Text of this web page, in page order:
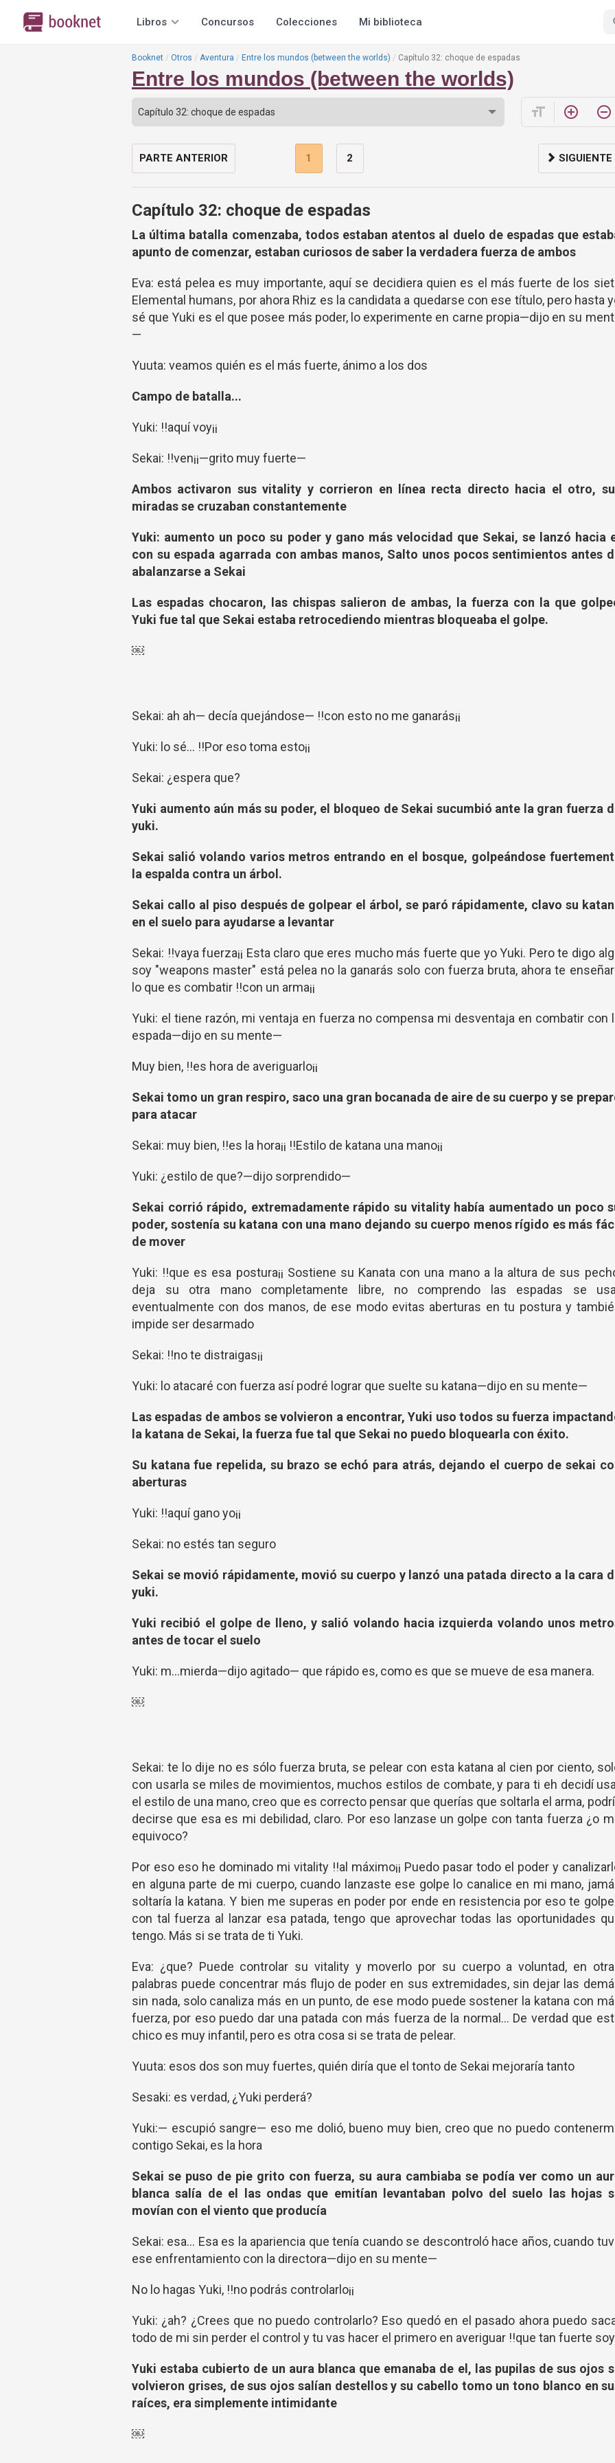
Libros Concursos Colecciones Mi biblioteca
Booknet Otros Aventura Entre los mundos (between the worlds) Capítulo 32: choque de espadas
Entre los mundos (between the worlds)
format_size add_circle_outline remove_circle_outline
PARTE ANTERIOR 1 2 SIGUIENTE
Capítulo 32: choque de espadas
La última batalla comenzaba, todos estaban atentos al duelo de espadas que
apunto de comenzar, estaban curiosos de saber la verdadera fuerza de ambos
Eva: está pelea es muy importante, aquí se decidiera quien es el más fuerte de los
Elemental humans, por ahora Rhiz es la candidata a quedarse con ese título, pero hasta
sé que Yuki es el que posee más poder, lo experimente en carne propia—dijo en su
—
Yuuta: veamos quién es el más fuerte, ánimo a los dos
Campo de batalla...
Yuki: !!aquí voy¡¡
Sekai: !!ven¡¡—grito muy fuerte—
Ambos activaron sus vitality y corrieron en línea recta directo hacia el otro,
miradas se cruzaban constantemente
Yuki: aumento un poco su poder y gano más velocidad que Sekai, se lanzó hacia
con su espada agarrada con ambas manos, Salto unos pocos sentimientos antes
abalanzarse a Sekai
Las espadas chocaron, las chispas salieron de ambas, la fuerza con la que
Yuki fue tal que Sekai estaba retrocediendo mientras bloqueaba el golpe.
￼
Sekai: ah ah— decía quejándose— !!con esto no me ganarás¡¡
Yuki: lo sé... !!Por eso toma esto¡¡
Sekai: ¿espera que?
Yuki aumento aún más su poder, el bloqueo de Sekai sucumbió ante la gran fuerza
yuki.
Sekai salió volando varios metros entrando en el bosque, golpeándose
la espalda contra un árbol.
Sekai callo al piso después de golpear el árbol, se paró rápidamente, clavo su
en el suelo para ayudarse a levantar
Sekai: !!vaya fuerza¡¡ Esta claro que eres mucho más fuerte que yo Yuki. Pero te digo
soy "weapons master" está pelea no la ganarás solo con fuerza bruta, ahora te
lo que es combatir !!con un arma¡¡
Yuki: el tiene razón, mi ventaja en fuerza no compensa mi desventaja en combatir con
espada—dijo en su mente—
Muy bien, !!es hora de averiguarlo¡¡
Sekai tomo un gran respiro, saco una gran bocanada de aire de su cuerpo y se
para atacar
Sekai: muy bien, !!es la hora¡¡ !!Estilo de katana una mano¡¡
Yuki: ¿estilo de que?—dijo sorprendido—
Sekai corrió rápido, extremadamente rápido su vitality había aumentado un poco
poder, sostenía su katana con una mano dejando su cuerpo menos rígido es más
de mover
Yuki: !!que es esa postura¡¡ Sostiene su Kanata con una mano a la altura de sus
deja su otra mano completamente libre, no comprendo las espadas se
eventualmente con dos manos, de ese modo evitas aberturas en tu postura y
impide ser desarmado
Sekai: !!no te distraigas¡¡
Yuki: lo atacaré con fuerza así podré lograr que suelte su katana—dijo en su mente—
Las espadas de ambos se volvieron a encontrar, Yuki uso todos su fuerza
la katana de Sekai, la fuerza fue tal que Sekai no puedo bloquearla con éxito.
Su katana fue repelida, su brazo se echó para atrás, dejando el cuerpo de sekai
aberturas
Yuki: !!aquí gano yo¡¡
Sekai: no estés tan seguro
Sekai se movió rápidamente, movió su cuerpo y lanzó una patada directo a la cara
yuki.
Yuki recibió el golpe de lleno, y salió volando hacia izquierda volando unos
antes de tocar el suelo
Yuki: m...mierda—dijo agitado— que rápido es, como es que se mueve de esa manera.
￼
Sekai: te lo dije no es sólo fuerza bruta, se pelear con esta katana al cien por ciento,
con usarla se miles de movimientos, muchos estilos de combate, y para ti eh decidí
el estilo de una mano, creo que es correcto pensar que querías que soltarla el arma,
decirse que esa es mi debilidad, claro. Por eso lanzase un golpe con tanta fuerza ¿o
equivoco?
Por eso eso he dominado mi vitality !!al máximo¡¡ Puedo pasar todo el poder y
en alguna parte de mi cuerpo, cuando lanzaste ese golpe lo canalice en mi mano,
soltaría la katana. Y bien me superas en poder por ende en resistencia por eso te
con tal fuerza al lanzar esa patada, tengo que aprovechar todas las oportunidades
tengo. Más si se trata de ti Yuki.
Eva: ¿que? Puede controlar su vitality y moverlo por su cuerpo a voluntad, en
palabras puede concentrar más flujo de poder en sus extremidades, sin dejar las
sin nada, solo canaliza más en un punto, de ese modo puede sostener la katana con
fuerza, por eso puedo dar una patada con más fuerza de la normal... De verdad que
chico es muy infantil, pero es otra cosa si se trata de pelear.
Yuuta: esos dos son muy fuertes, quién diría que el tonto de Sekai mejoraría tanto
Sesaki: es verdad, ¿Yuki perderá?
Yuki:— escupió sangre— eso me dolió, bueno muy bien, creo que no puedo
contigo Sekai, es la hora
Sekai se puso de pie grito con fuerza, su aura cambiaba se podía ver como un
blanca salía de el las ondas que emitían levantaban polvo del suelo las hojas
movían con el viento que producía
Sekai: esa... Esa es la apariencia que tenía cuando se descontroló hace años, cuando
ese enfrentamiento con la directora—dijo en su mente—
No lo hagas Yuki, !!no podrás controlarlo¡¡
Yuki: ¿ah? ¿Crees que no puedo controlarlo? Eso quedó en el pasado ahora puedo
todo de mi sin perder el control y tu vas hacer el primero en averiguar !!que tan fuerte
Yuki estaba cubierto de un aura blanca que emanaba de el, las pupilas de sus ojos
volvieron grises, de sus ojos salían destellos y su cabello tomo un tono blanco en
raíces, era simplemente intimidante
￼